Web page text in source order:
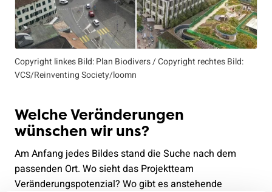
Copyright linkes Bild: Plan Biodivers / Copyright rechtes Bild:
VCS/Reinventing Society/loomn
Welche Veränderungen
wünschen wir uns?
Am Anfang jedes Bildes stand die Suche nach dem
passenden Ort. Wo sieht das Projektteam
Veränderungspotenzial? Wo gibt es anstehende